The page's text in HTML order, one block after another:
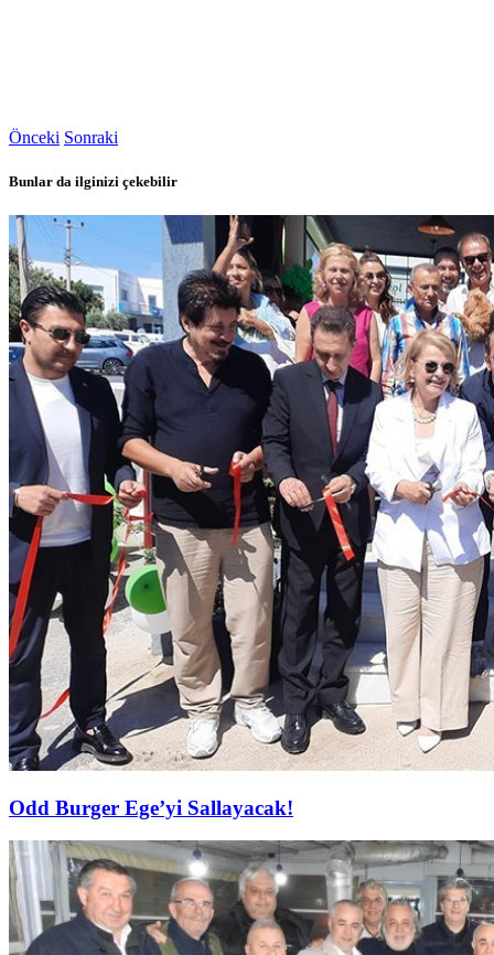
Önceki Sonraki
Bunlar da ilginizi çekebilir
Odd Burger Ege’yi Sallayacak!